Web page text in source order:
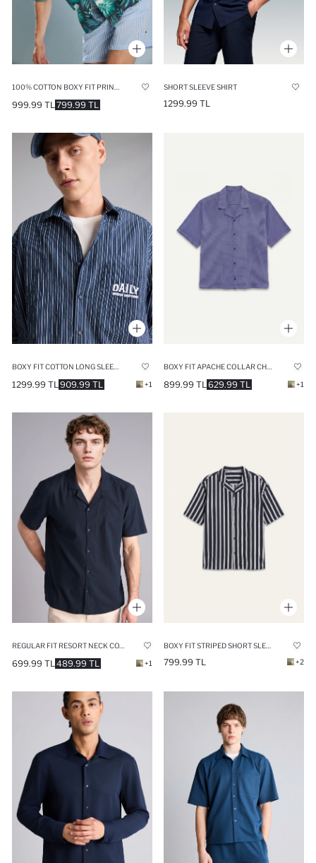
799.99 TL
999.99 TL
SHORT SLEEVE SHIRT
1299.99 TL
909.99 TL
1299.99 TL +1 629.99 TL
899.99 TL +1
489.99 TL
699.99 TL +1 799.99 TL +2